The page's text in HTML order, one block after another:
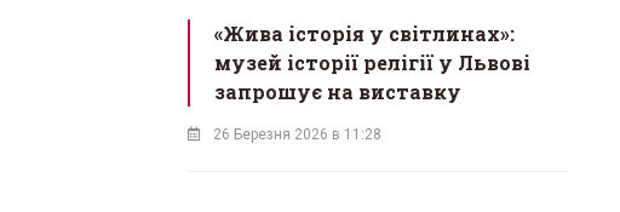
«Жива історія у світлинах»:
музей історії релігії у Львові
запрошує на виставку
26 Березня 2026 в 11:28